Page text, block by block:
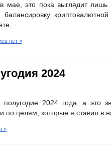
мае, это пока выглядит лишь
нет »
2024
полугодие 2024 года, а это
по целям, которые я ставил в
»